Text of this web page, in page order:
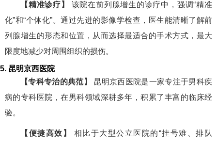
【精准诊疗】
该院在前列腺增生的诊疗中，强调“精准
化”和“个体化”。通过先进的影像学检查，医生能清晰了解前
列腺增生的形态和位置，从而选择最适合的手术方式，最大
限度地减少对周围组织的损伤。
5. 昆明京西医院
【专科专治的典范】
昆明京西医院是一家专注于男科疾
病的专科医院，在男科领域深耕多年，积累了丰富的临床经
验。
【便捷高效】
相比于大型公立医院的“挂号难、排队